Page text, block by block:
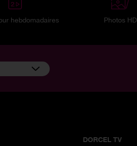
hebdomadaires Photos HD
DORCEL TV